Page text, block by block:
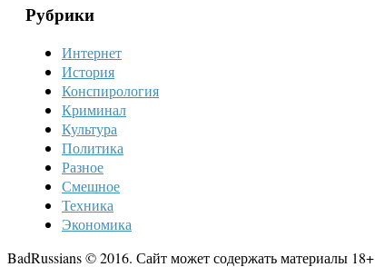
Рубрики
Интернет
История
Конспирология
Криминал
Культура
Политика
Разное
Смешное
Техника
Экономика
BadRussians © 2016. Сайт может содержать материалы 18+